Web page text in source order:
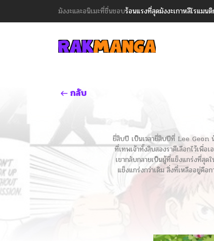
มังงะและอนิเมะที่ชื่นชอบร้อนแรงที่สุดมังงะเกาหลีโรแมน
กลับ
ยี่สิบปี เป็นเวลายี่สิบปีที่ Lee
ที่เทพเจ้าทั้งสิบสองราศีเลือกไว้เพื่
เขากลับกลายเป็นผู้ที่แข็งแกร่งที่สุด
แข็งแกร่งกว่าเดิม สิ่งที่เหลืออยู่คือ